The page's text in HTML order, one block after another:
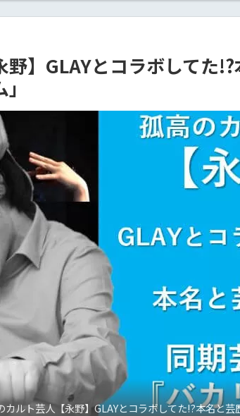
】GLAYとコラボしてた
カルト芸人【永野】GLAYとコラボしてた!?本名と